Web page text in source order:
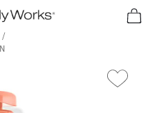
*Promosyon Detayları